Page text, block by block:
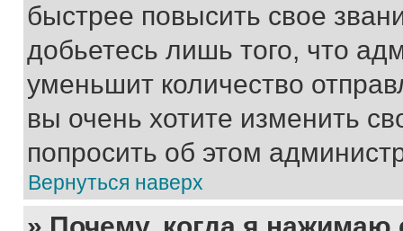
быстрее повысить свое
добьетесь лишь того, что
уменьшит количество
вы очень хотите изменить
попросить об этом
Вернуться наверх